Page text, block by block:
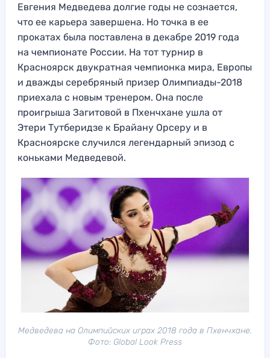
Евгения Медведева долгие годы не сознается,
что ее карьера завершена. Но точка в ее
прокатах была поставлена в декабре 2019 года
на чемпионате России. На тот турнир в
Красноярск двукратная чемпионка мира, Европы
и дважды серебряный призер Олимпиады-2018
приехала с новым тренером. Она после
проигрыша Загитовой в Пхенчхане ушла от
Этери Тутберидзе к Брайану Орсеру и в
Красноярске случился легендарный эпизод с
коньками Медведевой.
Медведева на Олимпийских играх 2018 года в Пхенчхане.
Фото: Global Look Press